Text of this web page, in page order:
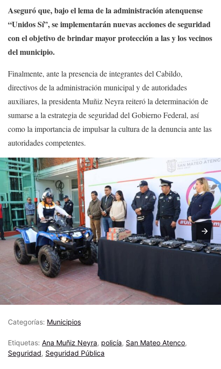
Aseguró que, bajo el lema de la administración atenquense
“Unidos Sí”, se implementarán nuevas acciones de seguridad
con el objetivo de brindar mayor protección a las y los vecinos
del municipio.
Finalmente, ante la presencia de integrantes del Cabildo,
directivos de la administración municipal y de autoridades
auxiliares, la presidenta Muñiz Neyra reiteró la determinación de
sumarse a la estrategia de seguridad del Gobierno Federal, así
como la importancia de impulsar la cultura de la denuncia ante las
autoridades competentes.
Categorías: Municipios
Etiquetas: Ana Muñiz Neyra, policía, San Mateo Atenco,
Seguridad, Seguridad Pública